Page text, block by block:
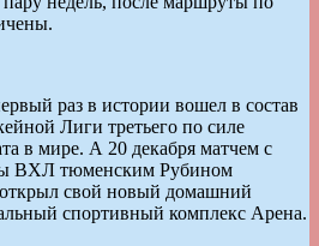
раз в истории вошел в состав
Лиги третьего по силе
в мире. А 20 декабря матчем с
ВХЛ тюменским Рубином
открыл свой новый домашний
спортивный комплекс Арена.